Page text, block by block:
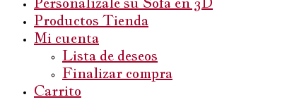
Productos Tienda
Mi cuenta
Lista de deseos
Finalizar compra
Carrito